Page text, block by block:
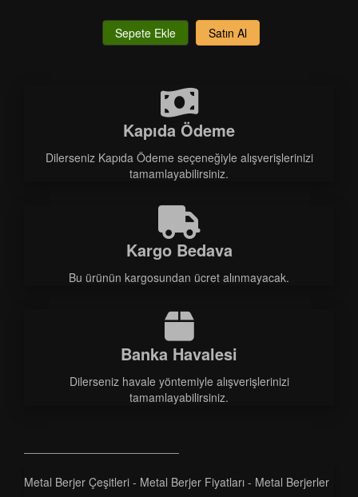
Sepete Ekle Satın Al
Kapıda Ödeme
Dilerseniz Kapıda Ödeme seçeneğiyle alışverişlerinizi
tamamlayabilirsiniz.
Kargo Bedava
Bu ürünün kargosundan ücret alınmayacak.
Banka Havalesi
Dilerseniz havale yöntemiyle alışverişlerinizi
tamamlayabilirsiniz.
Metal Berjer Çeşitleri - Metal Berjer Fiyatları - Metal Berjerler